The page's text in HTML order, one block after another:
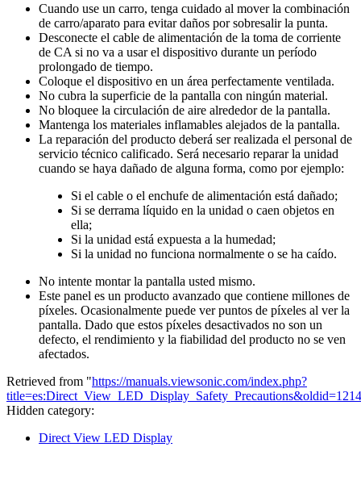
Cuando use un carro, tenga cuidado al mover la combinación
de carro/aparato para evitar daños por sobresalir la punta.
Desconecte el cable de alimentación de la toma de corriente
de CA si no va a usar el dispositivo durante un período
prolongado de tiempo.
Coloque el dispositivo en un área perfectamente ventilada.
No cubra la superficie de la pantalla con ningún material.
No bloquee la circulación de aire alrededor de la pantalla.
Mantenga los materiales inflamables alejados de la pantalla.
La reparación del producto deberá ser realizada el personal de
servicio técnico calificado. Será necesario reparar la unidad
cuando se haya dañado de alguna forma, como por ejemplo:
Si el cable o el enchufe de alimentación está dañado;
Si se derrama líquido en la unidad o caen objetos en
ella;
Si la unidad está expuesta a la humedad;
Si la unidad no funciona normalmente o se ha caído.
No intente montar la pantalla usted mismo.
Este panel es un producto avanzado que contiene millones de
píxeles. Ocasionalmente puede ver puntos de píxeles al ver la
pantalla. Dado que estos píxeles desactivados no son un
defecto, el rendimiento y la fiabilidad del producto no se ven
afectados.
Retrieved from "https://manuals.viewsonic.com/index.php?
Hidden category:
Direct View LED Display